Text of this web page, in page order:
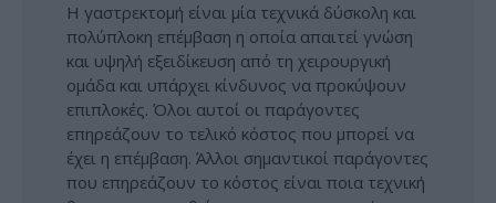
Η γαστρεκτομή είναι μία τεχνικά δύσκολη και
πολύπλοκη επέμβαση η οποία απαιτεί γνώση
και υψηλή εξειδίκευση από τη χειρουργική
ομάδα και υπάρχει κίνδυνος να προκύψουν
επιπλοκές. Όλοι αυτοί οι παράγοντες
επηρεάζουν το τελικό κόστος που μπορεί να
έχει η επέμβαση. Άλλοι σημαντικοί παράγοντες
που επηρεάζουν το κόστος είναι ποια τεχνική